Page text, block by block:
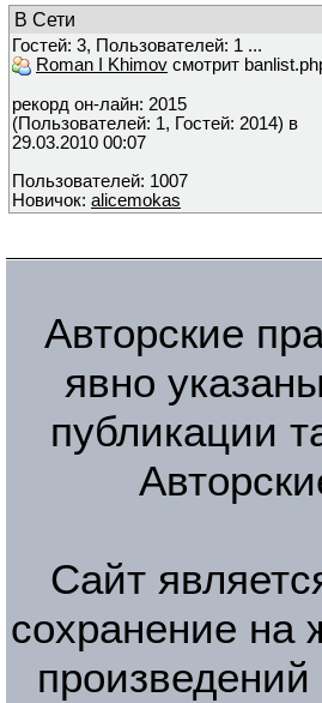
В Сети
Гостей: 3, Пользователей: 1 ...
Roman I Khimov смотрит
рекорд он-лайн: 2015
(Пользователей: 1, Гостей: 2014) в
29.03.2010 00:07
Пользователей: 1007
Новичок: alicemokas
Авторские
явно
публикации
Сайт
сохранение на